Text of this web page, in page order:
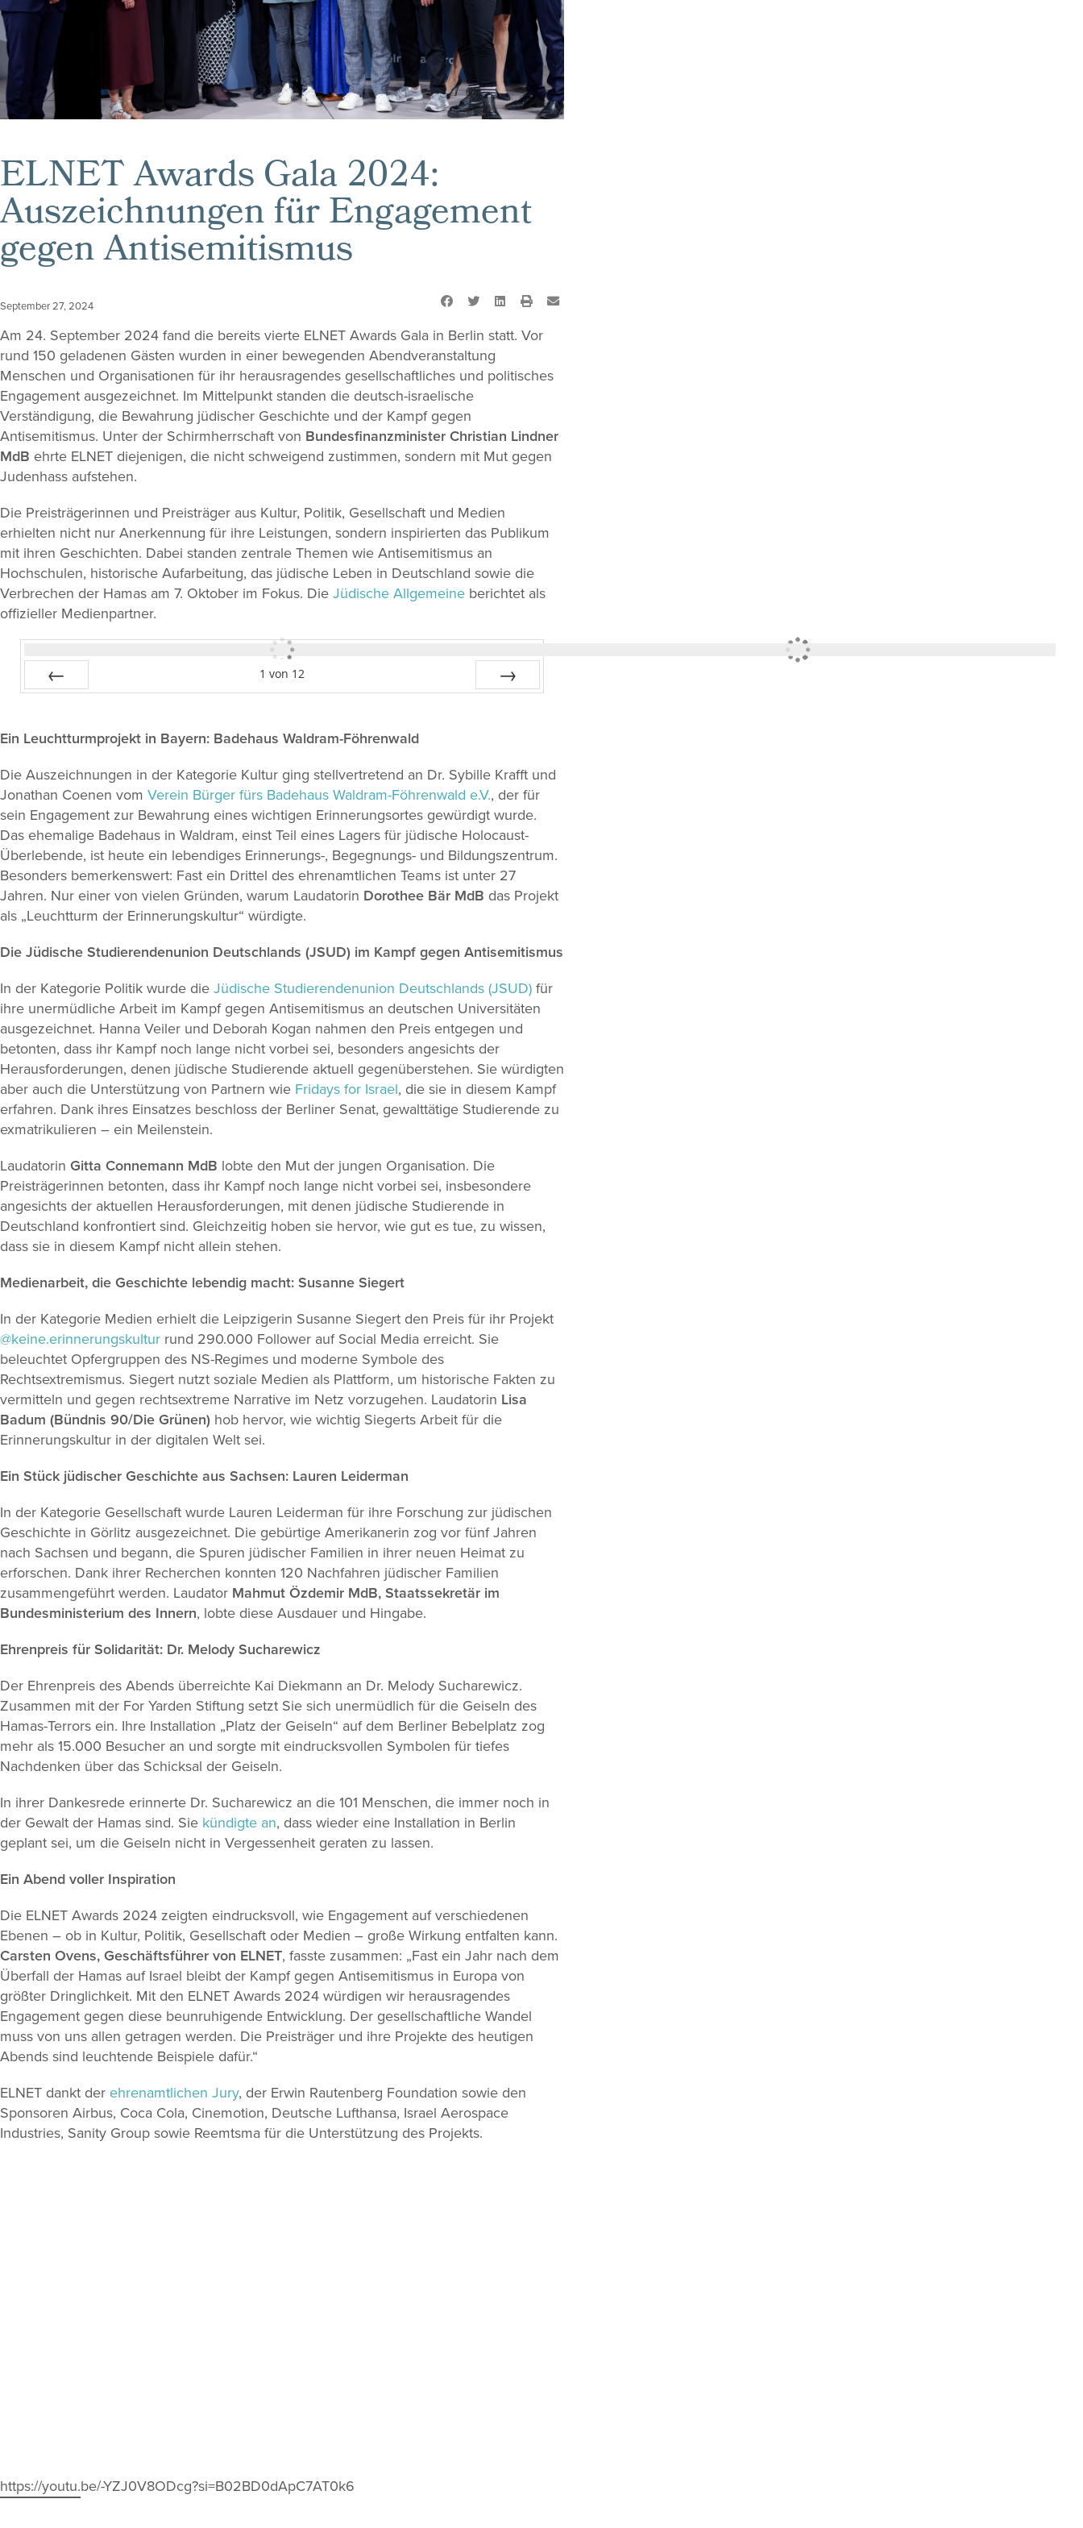
ELNET Awards Gala 2024:
Auszeichnungen für Engagement
gegen Antisemitismus
September 27, 2024
Am 24. September 2024 fand die bereits vierte ELNET Awards Gala in Berlin statt. Vor
rund 150 geladenen Gästen wurden in einer bewegenden Abendveranstaltung
Menschen und Organisationen für ihr herausragendes gesellschaftliches und politisches
Engagement ausgezeichnet. Im Mittelpunkt standen die deutsch-israelische
Verständigung, die Bewahrung jüdischer Geschichte und der Kampf gegen
Antisemitismus. Unter der Schirmherrschaft von Bundesfinanzminister Christian Lindner
MdB ehrte ELNET diejenigen, die nicht schweigend zustimmen, sondern mit Mut gegen
Judenhass aufstehen.
Die Preisträgerinnen und Preisträger aus Kultur, Politik, Gesellschaft und Medien
erhielten nicht nur Anerkennung für ihre Leistungen, sondern inspirierten das Publikum
mit ihren Geschichten. Dabei standen zentrale Themen wie Antisemitismus an
Hochschulen, historische Aufarbeitung, das jüdische Leben in Deutschland sowie die
Verbrechen der Hamas am 7. Oktober im Fokus. Die Jüdische Allgemeine berichtet als
offizieller Medienpartner.
1 von 12
Ein Leuchtturmprojekt in Bayern: Badehaus Waldram-Föhrenwald
Die Auszeichnungen in der Kategorie Kultur ging stellvertretend an Dr. Sybille Krafft und
Jonathan Coenen vom Verein Bürger fürs Badehaus Waldram-Föhrenwald e.V., der für
sein Engagement zur Bewahrung eines wichtigen Erinnerungsortes gewürdigt wurde.
Das ehemalige Badehaus in Waldram, einst Teil eines Lagers für jüdische Holocaust-
Überlebende, ist heute ein lebendiges Erinnerungs-, Begegnungs- und Bildungszentrum.
Besonders bemerkenswert: Fast ein Drittel des ehrenamtlichen Teams ist unter 27
Jahren. Nur einer von vielen Gründen, warum Laudatorin Dorothee Bär MdB das Projekt
als „Leuchtturm der Erinnerungskultur“ würdigte.
Die Jüdische Studierendenunion Deutschlands (JSUD) im Kampf gegen Antisemitismus
In der Kategorie Politik wurde die Jüdische Studierendenunion Deutschlands (JSUD) für
ihre unermüdliche Arbeit im Kampf gegen Antisemitismus an deutschen Universitäten
ausgezeichnet. Hanna Veiler und Deborah Kogan nahmen den Preis entgegen und
betonten, dass ihr Kampf noch lange nicht vorbei sei, besonders angesichts der
Herausforderungen, denen jüdische Studierende aktuell gegenüberstehen. Sie würdigten
aber auch die Unterstützung von Partnern wie Fridays for Israel, die sie in diesem Kampf
erfahren. Dank ihres Einsatzes beschloss der Berliner Senat, gewalttätige Studierende zu
exmatrikulieren – ein Meilenstein.
Laudatorin Gitta Connemann MdB lobte den Mut der jungen Organisation. Die
Preisträgerinnen betonten, dass ihr Kampf noch lange nicht vorbei sei, insbesondere
angesichts der aktuellen Herausforderungen, mit denen jüdische Studierende in
Deutschland konfrontiert sind. Gleichzeitig hoben sie hervor, wie gut es tue, zu wissen,
dass sie in diesem Kampf nicht allein stehen.
Medienarbeit, die Geschichte lebendig macht: Susanne Siegert
In der Kategorie Medien erhielt die Leipzigerin Susanne Siegert den Preis für ihr Projekt
@keine.erinnerungskultur rund 290.000 Follower auf Social Media erreicht. Sie
beleuchtet Opfergruppen des NS-Regimes und moderne Symbole des
Rechtsextremismus. Siegert nutzt soziale Medien als Plattform, um historische Fakten zu
vermitteln und gegen rechtsextreme Narrative im Netz vorzugehen. Laudatorin Lisa
Badum (Bündnis 90/Die Grünen) hob hervor, wie wichtig Siegerts Arbeit für die
Erinnerungskultur in der digitalen Welt sei.
Ein Stück jüdischer Geschichte aus Sachsen: Lauren Leiderman
In der Kategorie Gesellschaft wurde Lauren Leiderman für ihre Forschung zur jüdischen
Geschichte in Görlitz ausgezeichnet. Die gebürtige Amerikanerin zog vor fünf Jahren
nach Sachsen und begann, die Spuren jüdischer Familien in ihrer neuen Heimat zu
erforschen. Dank ihrer Recherchen konnten 120 Nachfahren jüdischer Familien
zusammengeführt werden. Laudator Mahmut Özdemir MdB, Staatssekretär im
Bundesministerium des Innern, lobte diese Ausdauer und Hingabe.
Ehrenpreis für Solidarität: Dr. Melody Sucharewicz
Der Ehrenpreis des Abends überreichte Kai Diekmann an Dr. Melody Sucharewicz.
Zusammen mit der For Yarden Stiftung setzt Sie sich unermüdlich für die Geiseln des
Hamas-Terrors ein. Ihre Installation „Platz der Geiseln“ auf dem Berliner Bebelplatz zog
mehr als 15.000 Besucher an und sorgte mit eindrucksvollen Symbolen für tiefes
Nachdenken über das Schicksal der Geiseln.
In ihrer Dankesrede erinnerte Dr. Sucharewicz an die 101 Menschen, die immer noch in
der Gewalt der Hamas sind. Sie kündigte an, dass wieder eine Installation in Berlin
geplant sei, um die Geiseln nicht in Vergessenheit geraten zu lassen.
Ein Abend voller Inspiration
Die ELNET Awards 2024 zeigten eindrucksvoll, wie Engagement auf verschiedenen
Ebenen – ob in Kultur, Politik, Gesellschaft oder Medien – große Wirkung entfalten kann.
Carsten Ovens, Geschäftsführer von ELNET, fasste zusammen: „Fast ein Jahr nach dem
Überfall der Hamas auf Israel bleibt der Kampf gegen Antisemitismus in Europa von
größter Dringlichkeit. Mit den ELNET Awards 2024 würdigen wir herausragendes
Engagement gegen diese beunruhigende Entwicklung. Der gesellschaftliche Wandel
muss von uns allen getragen werden. Die Preisträger und ihre Projekte des heutigen
Abends sind leuchtende Beispiele dafür.“
ELNET dankt der ehrenamtlichen Jury, der Erwin Rautenberg Foundation sowie den
Sponsoren Airbus, Coca Cola, Cinemotion, Deutsche Lufthansa, Israel Aerospace
Industries, Sanity Group sowie Reemtsma für die Unterstützung des Projekts.
https://youtu.be/-YZJ0V8ODcg?si=B02BD0dApC7AT0k6